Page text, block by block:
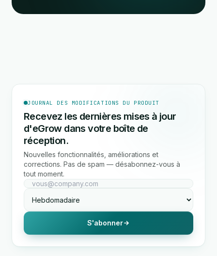
JOURNAL DES MODIFICATIONS DU PRODUIT
Recevez les dernières mises à jour
d'eGrow dans votre boîte de
réception.
Nouvelles fonctionnalités, améliorations et
corrections. Pas de spam — désabonnez-vous à
tout moment.
S'abonner